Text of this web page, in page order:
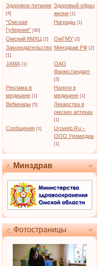
Здоровое питание
[4]
Здоровый образ
жизни [1]
"Омская
Губерния" [40]
Награды [1]
Омский КМХЦ [2] ОмГМУ [2]
Законодательство
[1]
Минздрав РФ [2]
JAMA [1]
ОАО
Фармстандарт
[3]
Реклама в
медицине [1]
Налоги в
медицине [1]
Вебинары [5]
Лекарства в
омских аптеках
[1]
Сообщения [1]
Uroweb.Ru –
ООО Уромедиа
[1]
Минздрав
Фотостраницы